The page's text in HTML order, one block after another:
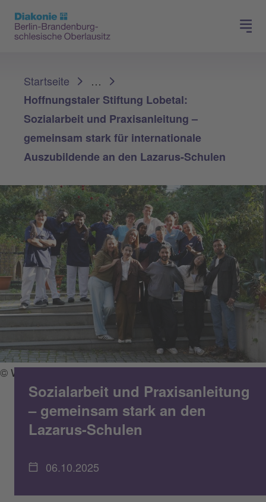
Presse
Startseite
…
Hoffnungstaler Stiftung Lobetal:
Sozialarbeit und Praxisanleitung –
gemeinsam stark für internationale
Auszubildende an den Lazarus-Schulen
© Wolfgang Kern
Sozialarbeit und Praxisanleitung
– gemeinsam stark an den
Lazarus-Schulen
06.10.2025